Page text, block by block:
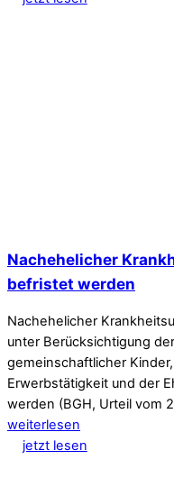
Nachehelicher
befristet werden
Nachehelicher
unter Berücksichtigung
gemeinschaftlicher
Erwerbstätigkeit und der
werden (BGH, Urteil vom
weiterlesen
jetzt lesen